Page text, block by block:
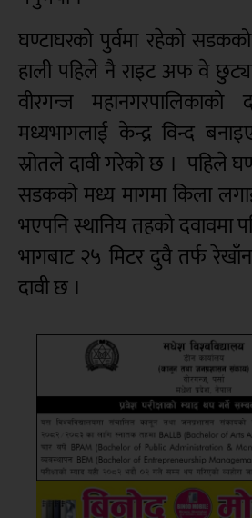
घण्टाघरको पुर्वमा रहेको
हाली पहिले नै राइट अफ वे
वीरगन्ज महानगरपालिकाको
मध्यभागलाई केन्द्र विन्द
स्रोतले दावी गरेको छ । पहिले
सडकको मध्य मागमा किला
भएपनि स्थानिय तहको दवावमा
भागबाट २५ मिटर दुवै तर्फ
दावी छ ।